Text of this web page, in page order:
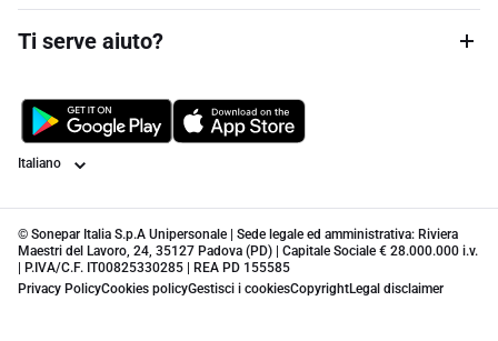
Ti serve aiuto?
Lingua
© Sonepar Italia S.p.A Unipersonale | Sede legale ed amministrativa: Riviera
Maestri del Lavoro, 24, 35127 Padova (PD) | Capitale Sociale € 28.000.000 i.v.
| P.IVA/C.F. IT00825330285 | REA PD 155585
Privacy PolicyCookies policyGestisci i cookiesCopyrightLegal disclaimer